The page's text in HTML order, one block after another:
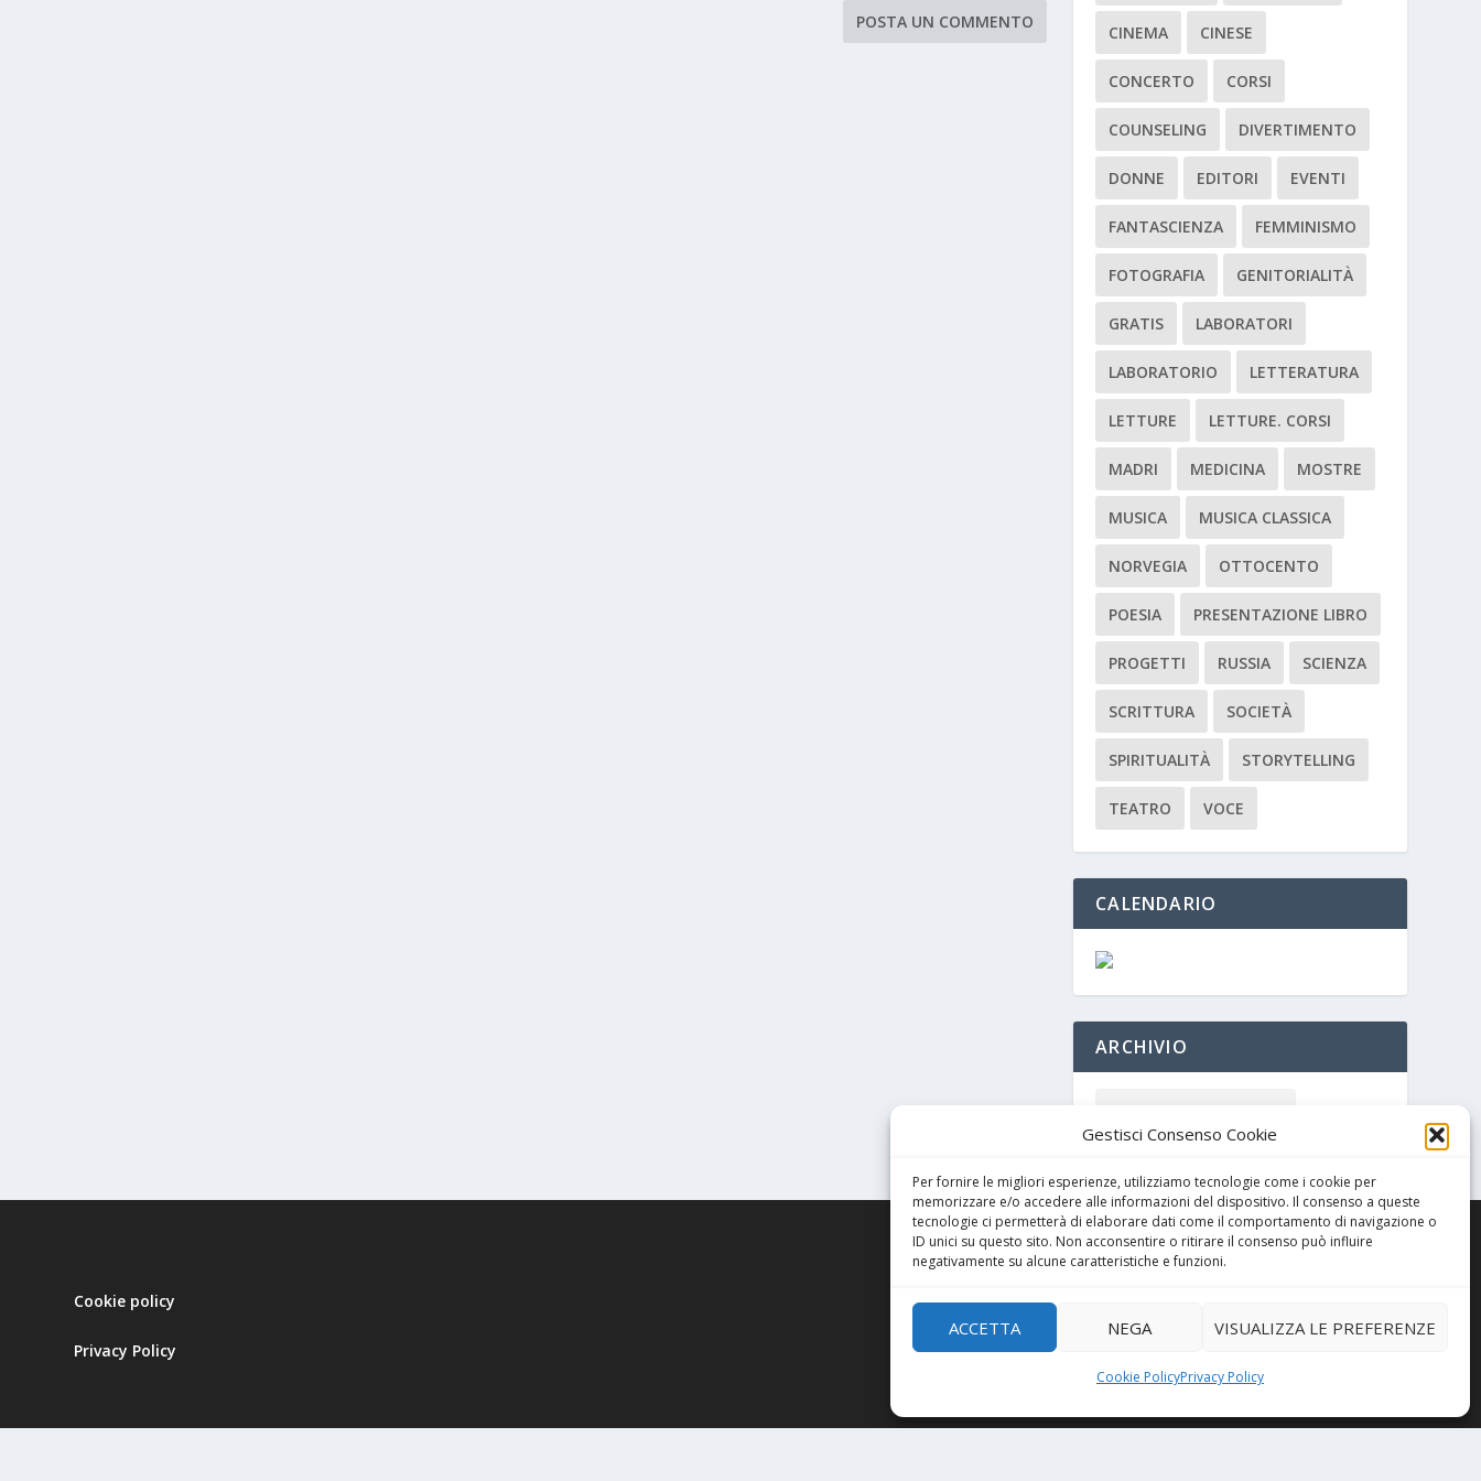
Gestisci Consenso Cookie
Per fornire le migliori esperienze, utilizziamo tecnologie come i cookie per
memorizzare e/o accedere alle informazioni del dispositivo. Il consenso a queste
tecnologie ci permetterà di elaborare dati come il comportamento di navigazione o
ID unici su questo sito. Non acconsentire o ritirare il consenso può influire
negativamente su alcune caratteristiche e funzioni.
ACCETTA NEGA VISUALIZZA LE PREFERENZE
Cookie PolicyPrivacy Policy
CINEMA CINESE
CONCERTO CORSI
COUNSELING DIVERTIMENTO
DONNE EDITORI EVENTI
FANTASCIENZA FEMMINISMO
FOTOGRAFIA GENITORIALITÀ
GRATIS LABORATORI
LABORATORIO LETTERATURA
LETTURE LETTURE. CORSI
MADRI MEDICINA MOSTRE
MUSICA MUSICA CLASSICA
NORVEGIA OTTOCENTO
POESIA PRESENTAZIONE LIBRO
PROGETTI RUSSIA SCIENZA
SCRITTURA SOCIETÀ
SPIRITUALITÀ STORYTELLING
TEATRO VOCE
CALENDARIO
ARCHIVIO
Cookie policy
Privacy Policy